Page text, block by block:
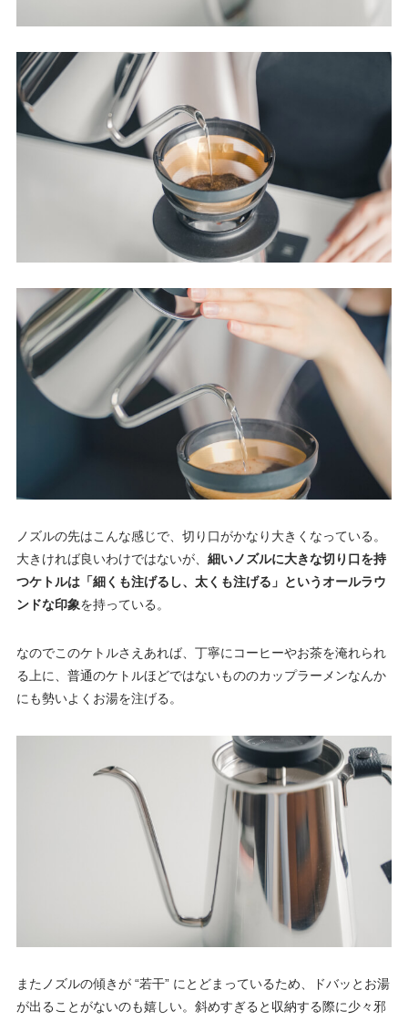
ノズルの先はこんな感じで、切り口がかなり大きくなっている。
大きければ良いわけではないが、 細いノズルに大きな切り口を持
つケトルは「細くも注げるし、太くも注げる」というオールラウ
ンドな印象を持っている。
なのでこのケトルさえあれば、丁寧にコーヒーやお茶を淹れられ
る上に、普通のケトルほどではないもののカップラーメンなんか
にも勢いよくお湯を注げる。
またノズルの傾きが “若干” にとどまっているため、ドバッとお湯
が出ることがないのも嬉しい。斜めすぎると収納する際に少々邪